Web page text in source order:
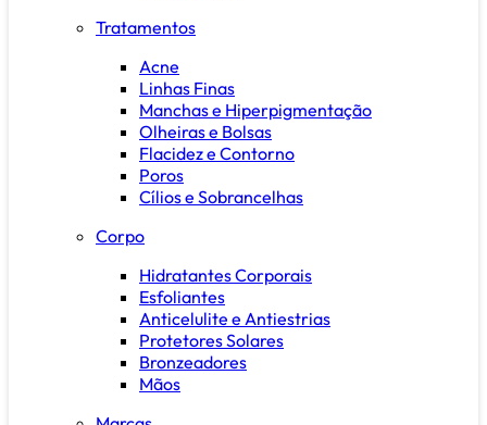
Tratamentos
Acne
Linhas Finas
Manchas e Hiperpigmentação
Olheiras e Bolsas
Flacidez e Contorno
Poros
Cílios e Sobrancelhas
Corpo
Hidratantes Corporais
Esfoliantes
Anticelulite e Antiestrias
Protetores Solares
Bronzeadores
Mãos